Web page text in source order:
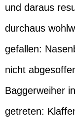
und daraus
durchaus
gefallen:
nicht
Baggerweiher
getreten: